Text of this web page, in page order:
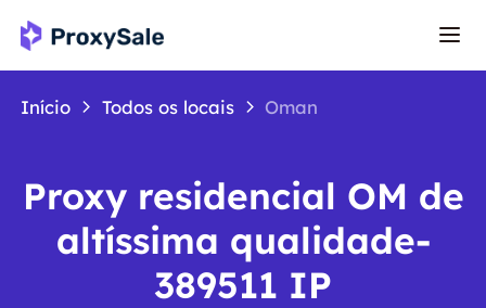
Início Todos os locais Oman
Proxy residencial OM de
altíssima qualidade-
389511 IP